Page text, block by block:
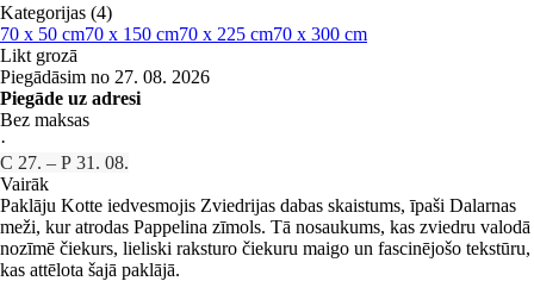
Kategorijas (4)
70 x 50 cm70 x 150 cm70 x 225 cm70 x 300 cm
Likt grozā
Piegādāsim no 27. 08. 2026
Piegāde uz adresi
Bez maksas
·
C 27. – P 31. 08.
Vairāk
Paklāju Kotte iedvesmojis Zviedrijas dabas skaistums, īpaši Dalarnas
meži, kur atrodas Pappelina zīmols. Tā nosaukums, kas zviedru valodā
nozīmē čiekurs, lieliski raksturo čiekuru maigo un fascinējošo tekstūru,
kas attēlota šajā paklājā.